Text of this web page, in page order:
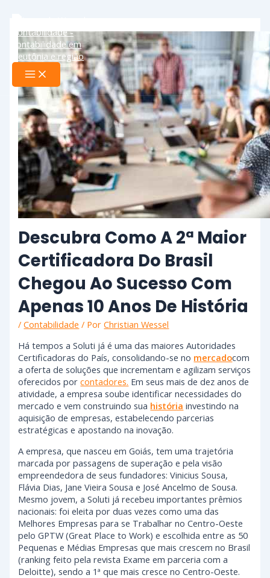
conteúdo
Descubra Como A 2ª Maior
Certificadora Do Brasil
Chegou Ao Sucesso Com
Apenas 10 Anos De História
/Contabilidade / PorChristian Wessel
Há tempos a Soluti já é uma das maiores Autoridades
Certificadoras do País, consolidando-se no mercadocom
a oferta de soluções que incrementam e agilizam serviços
oferecidos porcontadores. Em seus mais de dez anos de
atividade, a empresa soube identificar necessidades do
mercado e vem construindo sua história investindo na
aquisição de empresas, estabelecendo parcerias
estratégicas e apostando na inovação.
A empresa, que nasceu em Goiás, tem uma trajetória
marcada por passagens de superação e pela visão
empreendedora de seus fundadores: Vinicius Sousa,
Flávia Dias, Jane Vieira Sousa e José Ancelmo de Sousa.
Mesmo jovem, a Soluti já recebeu importantes prêmios
nacionais: foi eleita por duas vezes como uma das
Melhores Empresas para se Trabalhar no Centro-Oeste
pelo GPTW (Great Place to Work) e escolhida entre as 50
Pequenas e Médias Empresas que mais crescem no Brasil
(ranking feito pela revista Exame em parceria com a
Deloitte), sendo a 1ª que mais cresce no Centro-Oeste.